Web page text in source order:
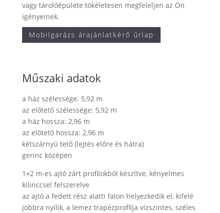
vagy tárolóépülete tökéletesen megfeleljen az Ön
igényeinek.
Mobilgarázs árajánlatkérő űrlap
Műszaki adatok
a ház szélessége: 5,92 m
az előtető szélessége: 5,92 m
a ház hossza: 2,96 m
az előtető hossza: 2,96 m
kétszárnyú tető (lejtés előre és hátra)
gerinc középen
1×2 m-es ajtó zárt profilokból készítve, kényelmes
kilinccsel felszerelve
az ajtó a fedett rész alatti falon helyezkedik el, kifelé
jobbra nyílik, a lemez trapézprofilja vízszintes, széles